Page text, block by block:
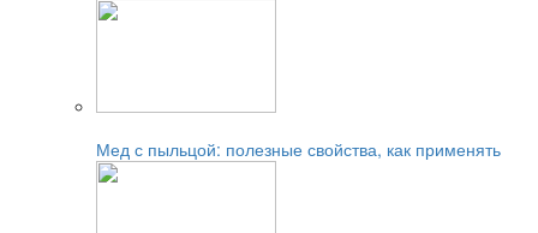
Мед с пыльцой: полезные свойства, как применять